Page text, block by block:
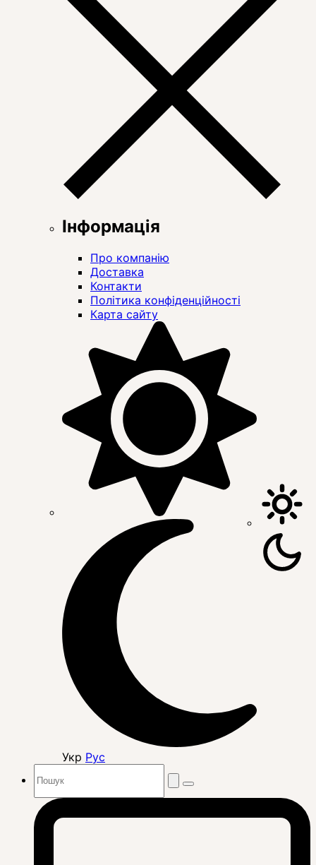
Інформація
Про компанію
Доставка
Контакти
Політика конфіденційності
Карта сайту
Укр Рус